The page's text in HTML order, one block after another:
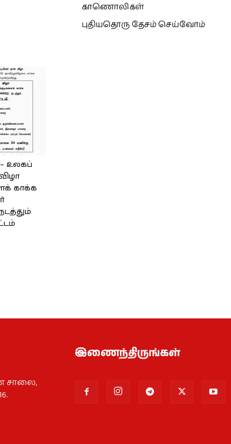
உலகப்
காக்க
காணொலிகள்
புதியதொரு தேசம் செய்வோம்
சாலை,
இணைந்திருங்கள்